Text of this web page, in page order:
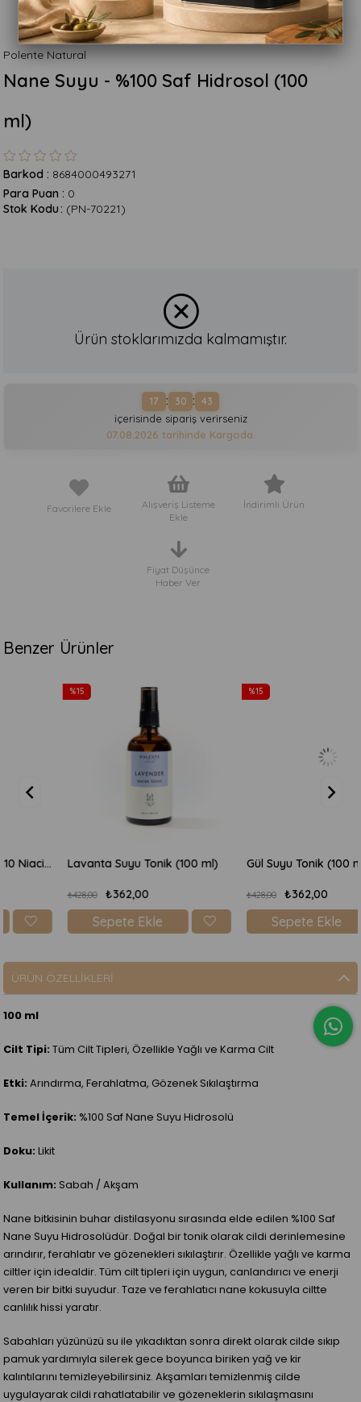
Polente Natural
Nane Suyu - %100 Saf Hidrosol (100
ml)
Barkod : 8684000493271
Para Puan : 0
(PN-70221)
Stok Kodu
Ürün stoklarımızda kalmamıştır.
17 : 30 : 43
içerisinde sipariş verirseniz
07.08.2026 tarihinde Kargoda.
Favorilere Ekle
Alışveriş Listeme
Ekle
İndirimli Ürün
Fiyat Düşünce
Haber Ver
Benzer Ürünler
Lavanta Suyu Tonik (100 ml)
₺362,00
Sepete Ekle
Gül Suyu Tonik (100 ml)
₺362,00
Sepete Ekle
ÜRÜN ÖZELLIKLERI
100 ml
Cilt Tipi: Tüm Cilt Tipleri, Özellikle Yağlı ve Karma Cilt
Etki: Arındırma, Ferahlatma, Gözenek Sıkılaştırma
Temel İçerik: %100 Saf Nane Suyu Hidrosolü
Doku: Likit
Kullanım: Sabah / Akşam
Nane bitkisinin buhar distilasyonu sırasında elde edilen %100 Saf
Nane Suyu Hidrosolüdür. Doğal bir tonik olarak cildi derinlemesine
arındırır, ferahlatır ve gözenekleri sıkılaştırır. Özellikle yağlı ve karma
ciltler için idealdir. Tüm cilt tipleri için uygun, canlandırıcı ve enerji
veren bir bitki suyudur. Taze ve ferahlatıcı nane kokusuyla ciltte
canlılık hissi yaratır.
Sabahları yüzünüzü su ile yıkadıktan sonra direkt olarak cilde sıkıp
pamuk yardımıyla silerek gece boyunca biriken yağ ve kir
kalıntılarını temizleyebilirsiniz. Akşamları temizlenmiş cilde
uygulayarak cildi rahatlatabilir ve gözeneklerin sıkılaşmasını